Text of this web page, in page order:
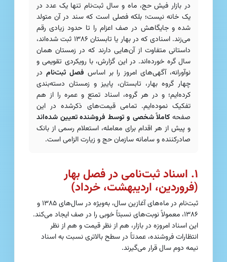
در بازار فیش حج، ماه و سال ثبت‌نام تنها یک عدد در
یک خانه نیست؛ بلکه فصلی است که سند در آن متولد
شده و جایگاهش در صف اعزام را تا حدود زیادی رقم
می‌زند. اسنادی که در بهار یا تابستان ۱۳۸۶ ثبت شده‌اند،
داستانی متفاوت از آن‌هایی دارند که در زمستان همان
سال گره خورده‌اند. در این گزارش، با رویکردی تقویمی و
نوآورانه، آگهی‌های امروز را بر اساس فصل ثبت‌نام در
چهار گروه بهار، تابستان، پاییز و زمستان دسته‌بندی
کرده‌ایم؛ و در هر گروه، اسناد تمتع و عمره را از هم
تفکیک نموده‌ایم. تمامی قیمت‌های ذکرشده در این
صفحه کاملاً شخصی و توسط فروشنده تعیین شده‌اند
و پیش از هر اقدام برای معامله، استعلام رسمی از بانک
صادرکننده و سامانه سازمان حج و زیارت الزامی است.
۱. اسناد ثبت‌نامی در فصل بهار
(فروردین، اردیبهشت، خرداد)
ثبت‌نام در ماه‌های آغازین سال، به‌ویژه در سال‌های ۱۳۸۵ و
۱۳۸۶، معمولاً نوبت‌های نسبتاً خوبی را در صف ایجاد می‌کند.
این اسناد امروزه در بازار، هم از نظر قیمت و هم از نظر
انتظارات فروشنده، عمدتاً در سطح بالاتری نسبت به اسناد
نیمه دوم سال قرار می‌گیرند.